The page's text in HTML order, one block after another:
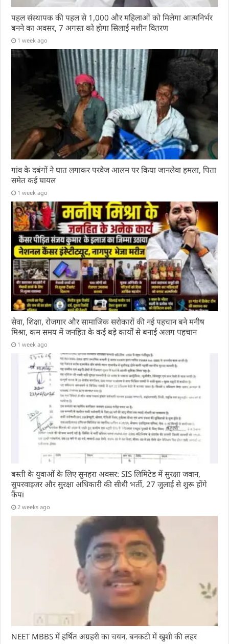
पहल संस्थापक की पहल से 1,000 और महिलाओं को मिलेगा आत्मनिर्भर
बनने का अवसर, 7 अगस्त को होगा सिलाई मशीन वितरण
1 week ago
गांव के दबंगों ने घात लगाकर परवेज आलम पर किया जानलेवा हमला, पिता
समेत कई घायल
1 week ago
सेवा, शिक्षा, रोजगार और सामाजिक सरोकारों की नई पहचान बने मनीष
मिश्रा, कम समय में जनहित के कई बड़े कार्यों से बनाई अलग पहचान
1 week ago
बस्ती के युवाओं के लिए सुनहरा अवसर: SIS लिमिटेड में सुरक्षा जवान,
सुपरवाइजर और सुरक्षा अधिकारी की सीधी भर्ती, 27 जुलाई से शुरू होंगे
कैंपi
2 weeks ago
NEET MBBS में हर्षित अग्रहरी का चयन, बनकटी में खुशी की लहर